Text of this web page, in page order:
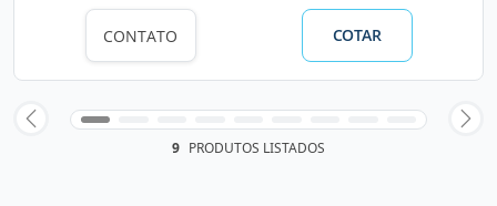
CONTATO COTAR
9 PRODUTOS LISTADOS